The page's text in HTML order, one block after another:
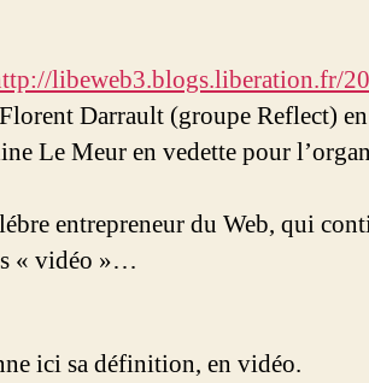
libeweb3.blogs.liberation.fr/
Darrault (groupe Reflect)
Le Meur en vedette pour
entrepreneur du Web, qui
« vidéo »…
ici sa définition, en vidéo.